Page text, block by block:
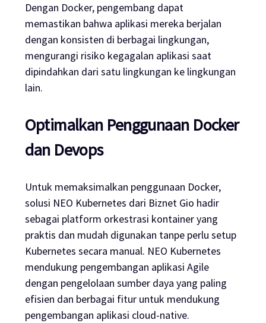
Dengan Docker, pengembang dapat
memastikan bahwa aplikasi mereka berjalan
dengan konsisten di berbagai lingkungan,
mengurangi risiko kegagalan aplikasi saat
dipindahkan dari satu lingkungan ke lingkungan
lain.
Optimalkan Penggunaan Docker
dan Devops
Untuk memaksimalkan penggunaan Docker,
solusi NEO Kubernetes dari Biznet Gio hadir
sebagai platform orkestrasi kontainer yang
praktis dan mudah digunakan tanpe perlu setup
Kubernetes secara manual. NEO Kubernetes
mendukung pengembangan aplikasi Agile
dengan pengelolaan sumber daya yang paling
efisien dan berbagai fitur untuk mendukung
pengembangan aplikasi cloud-native.